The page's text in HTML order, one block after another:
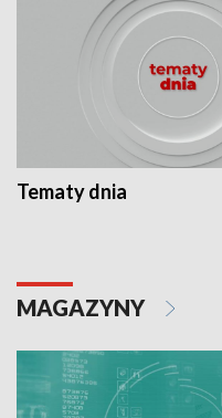
Tematy dnia
MAGAZYNY